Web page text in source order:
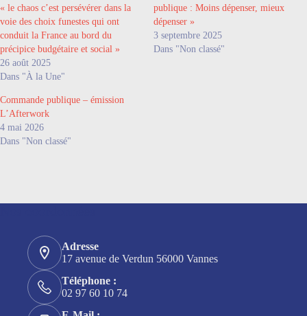
« le chaos c’est persévérer dans la
voie des choix funestes qui ont
conduit la France au bord du
précipice budgétaire et social »
26 août 2025
Dans "À la Une"
publique : Moins dépenser, mieux
dépenser »
3 septembre 2025
Dans "Non classé"
Commande publique – émission
L’Afterwork
4 mai 2026
Dans "Non classé"
Adresse
17 avenue de Verdun 56000 Vannes
Téléphone :
02 97 60 10 74